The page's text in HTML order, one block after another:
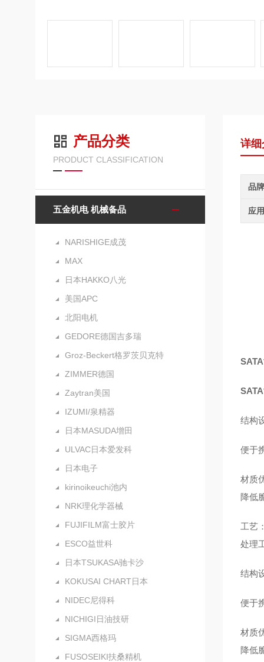
产品分类
PRODUCT CLASSIFICATION
五金机电 机械备品
NARISHIGE成茂
MAX
日本HAKKO八光
美国APC
北阳电机
GEDORE德国吉多瑞
Groz-Beckert格罗茨贝克特
ZIMMER德国
Zaytran美国
IZUMI/泉精器
日本MASUDA增田
ULVAC日本爱发科
日本电子
kirinoikeuchi池内
NRK理化学器械
FUJIFILM富士胶片
ESCO益世科
日本TSUKASA驰卡沙
KOKUSAI CHART日本
NIDEC尼得科
NICHIGI日油技研
SIGMA西格玛
FUSOSEIKI扶桑精机
详细
品
应
结构
便于
材质
降低
工艺
处理
结构
便于
材质
降低